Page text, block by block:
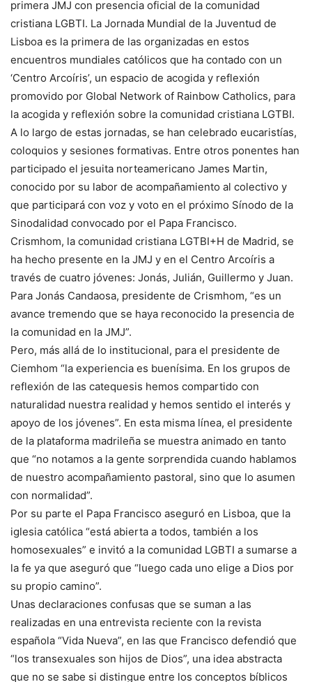
primera JMJ con presencia oficial de la comunidad
cristiana LGBTI. La Jornada Mundial de la Juventud de
Lisboa es la primera de las organizadas en estos
encuentros mundiales católicos que ha contado con un
‘Centro Arcoíris’, un espacio de acogida y reflexión
promovido por Global Network of Rainbow Catholics, para
la acogida y reflexión sobre la comunidad cristiana LGTBI.
A lo largo de estas jornadas, se han celebrado eucaristías,
coloquios y sesiones formativas. Entre otros ponentes han
participado el jesuita norteamericano James Martin,
conocido por su labor de acompañamiento al colectivo y
que participará con voz y voto en el próximo Sínodo de la
Sinodalidad convocado por el Papa Francisco.
Crismhom, la comunidad cristiana LGTBI+H de Madrid, se
ha hecho presente en la JMJ y en el Centro Arcoíris a
través de cuatro jóvenes: Jonás, Julián, Guillermo y Juan.
Para Jonás Candaosa, presidente de Crismhom, “es un
avance tremendo que se haya reconocido la presencia de
la comunidad en la JMJ”.
Pero, más allá de lo institucional, para el presidente de
Ciemhom “la experiencia es buenísima. En los grupos de
reflexión de las catequesis hemos compartido con
naturalidad nuestra realidad y hemos sentido el interés y
apoyo de los jóvenes”. En esta misma línea, el presidente
de la plataforma madrileña se muestra animado en tanto
que “no notamos a la gente sorprendida cuando hablamos
de nuestro acompañamiento pastoral, sino que lo asumen
con normalidad”.
Por su parte el Papa Francisco aseguró en Lisboa, que la
iglesia católica “está abierta a todos, también a los
homosexuales” e invitó a la comunidad LGBTI a sumarse a
la fe ya que aseguró que “luego cada uno elige a Dios por
su propio camino”.
Unas declaraciones confusas que se suman a las
realizadas en una entrevista reciente con la revista
española “Vida Nueva”, en las que Francisco defendió que
“los transexuales son hijos de Dios”, una idea abstracta
que no se sabe si distingue entre los conceptos bíblicos